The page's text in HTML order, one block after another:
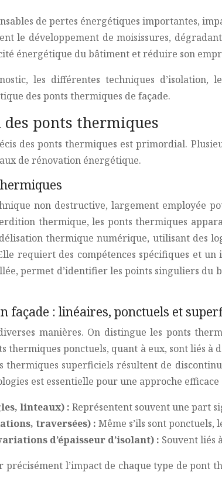
de pertes énergétiques importantes,
le développement de moisissures,
énergétique du bâtiment et réduire son
les différentes techniques
des ponts thermiques de façade.
ponts thermiques
des ponts thermiques est primordial.
de rénovation énergétique.
non destructive, largement employée
thermique, les ponts thermiques
thermique numérique, utilisant
requiert des compétences spécifiques et
permet d’identifier les points singuliers
façade : linéaires, ponctuels et
manières. On distingue les ponts
thermiques ponctuels, quant à eux, sont liés
superficiels résultent de
est essentielle pour une approche
linteaux) : Représentent souvent une part
traversées) : Même s’ils sont
d’épaisseur d’isolant) : Souvent liés
précisément l’impact de chaque type de